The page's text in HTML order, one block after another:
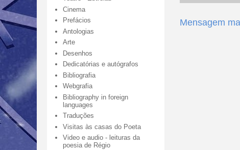
Mensagem
Cinema
Prefácios
Antologias
Arte
Desenhos
Dedicatórias e autógrafos
Bibliografia
Webgrafia
Bibliography in foreign
languages
Traduções
Visitas às casas do Poeta
Video e audio - leituras da
poesia de Régio